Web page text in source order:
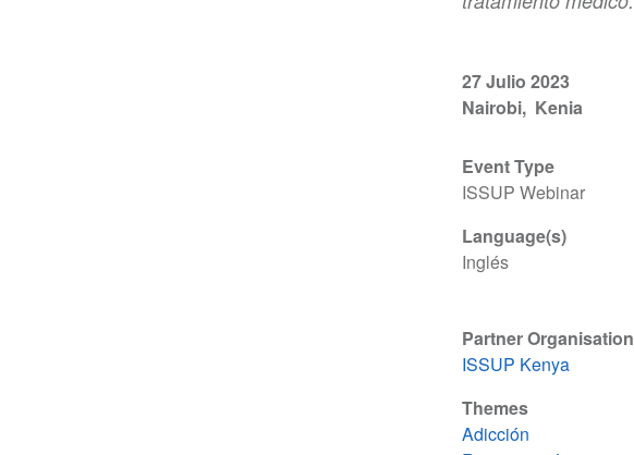
27 Julio 2023
Nairobi Kenia
Event Type
ISSUP Webinar
Language(s)
Inglés
Partner Organisation
ISSUP Kenya
Themes
Adicción